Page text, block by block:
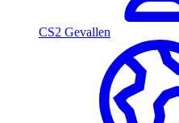
CS2 Gevallen